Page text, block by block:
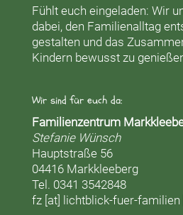
Fühlt euch eingeladen: Wir
dabei, den Familienalltag
gestalten und das
Kindern bewusst zu
Wir sind für euch da:
Familienzentrum
Stefanie Wünsch
Hauptstraße 56
04416 Markkleeberg
Tel. 0341 3542848
fz [at] lichtblick-fuer-familien